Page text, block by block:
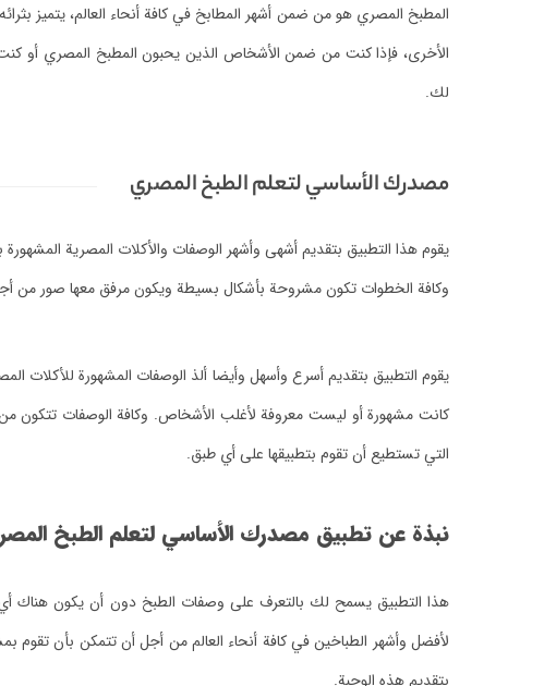
المطبخ المصري هو من ضمن أشهر المطابخ في كافة أنحاء العالم، يتميز
الأخرى، فإذا كنت من ضمن الأشخاص الذين يحبون المطبخ المصري أو كنت
لك.
مصدرك الأساسي لتعلم الطبخ المصري
يقوم هذا التطبيق بتقديم أشهى وأشهر الوصفات والأكلات المصرية
وكافة الخطوات تكون مشروحة بأشكال بسيطة ويكون مرفق معها صور من
يقوم التطبيق بتقديم أسرع وأسهل وأيضا ألذ الوصفات المشهورة للأكلات
كانت مشهورة أو ليست معروفة لأغلب الأشخاص. وكافة الوصفات تتكون من
التي تستطيع أن تقوم بتطبيقها على أي طبق.
نبذة عن تطبيق مصدرك الأساسي لتعلم الطبخ
هذا التطبيق يسمح لك بالتعرف على وصفات الطبخ دون أن يكون هناك أي
لأفضل وأشهر الطباخين في كافة أنحاء العالم من أجل أن تتمكن بأن تقوم
بتقديم هذه الوجبة.